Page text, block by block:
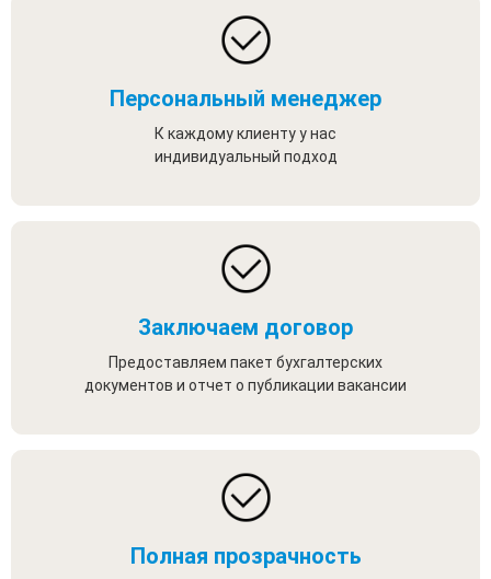
Персональный менеджер
К каждому клиенту у нас
индивидуальный подход
Заключаем договор
Предоставляем пакет бухгалтерских
документов и отчет о публикации вакансии
Полная прозрачность